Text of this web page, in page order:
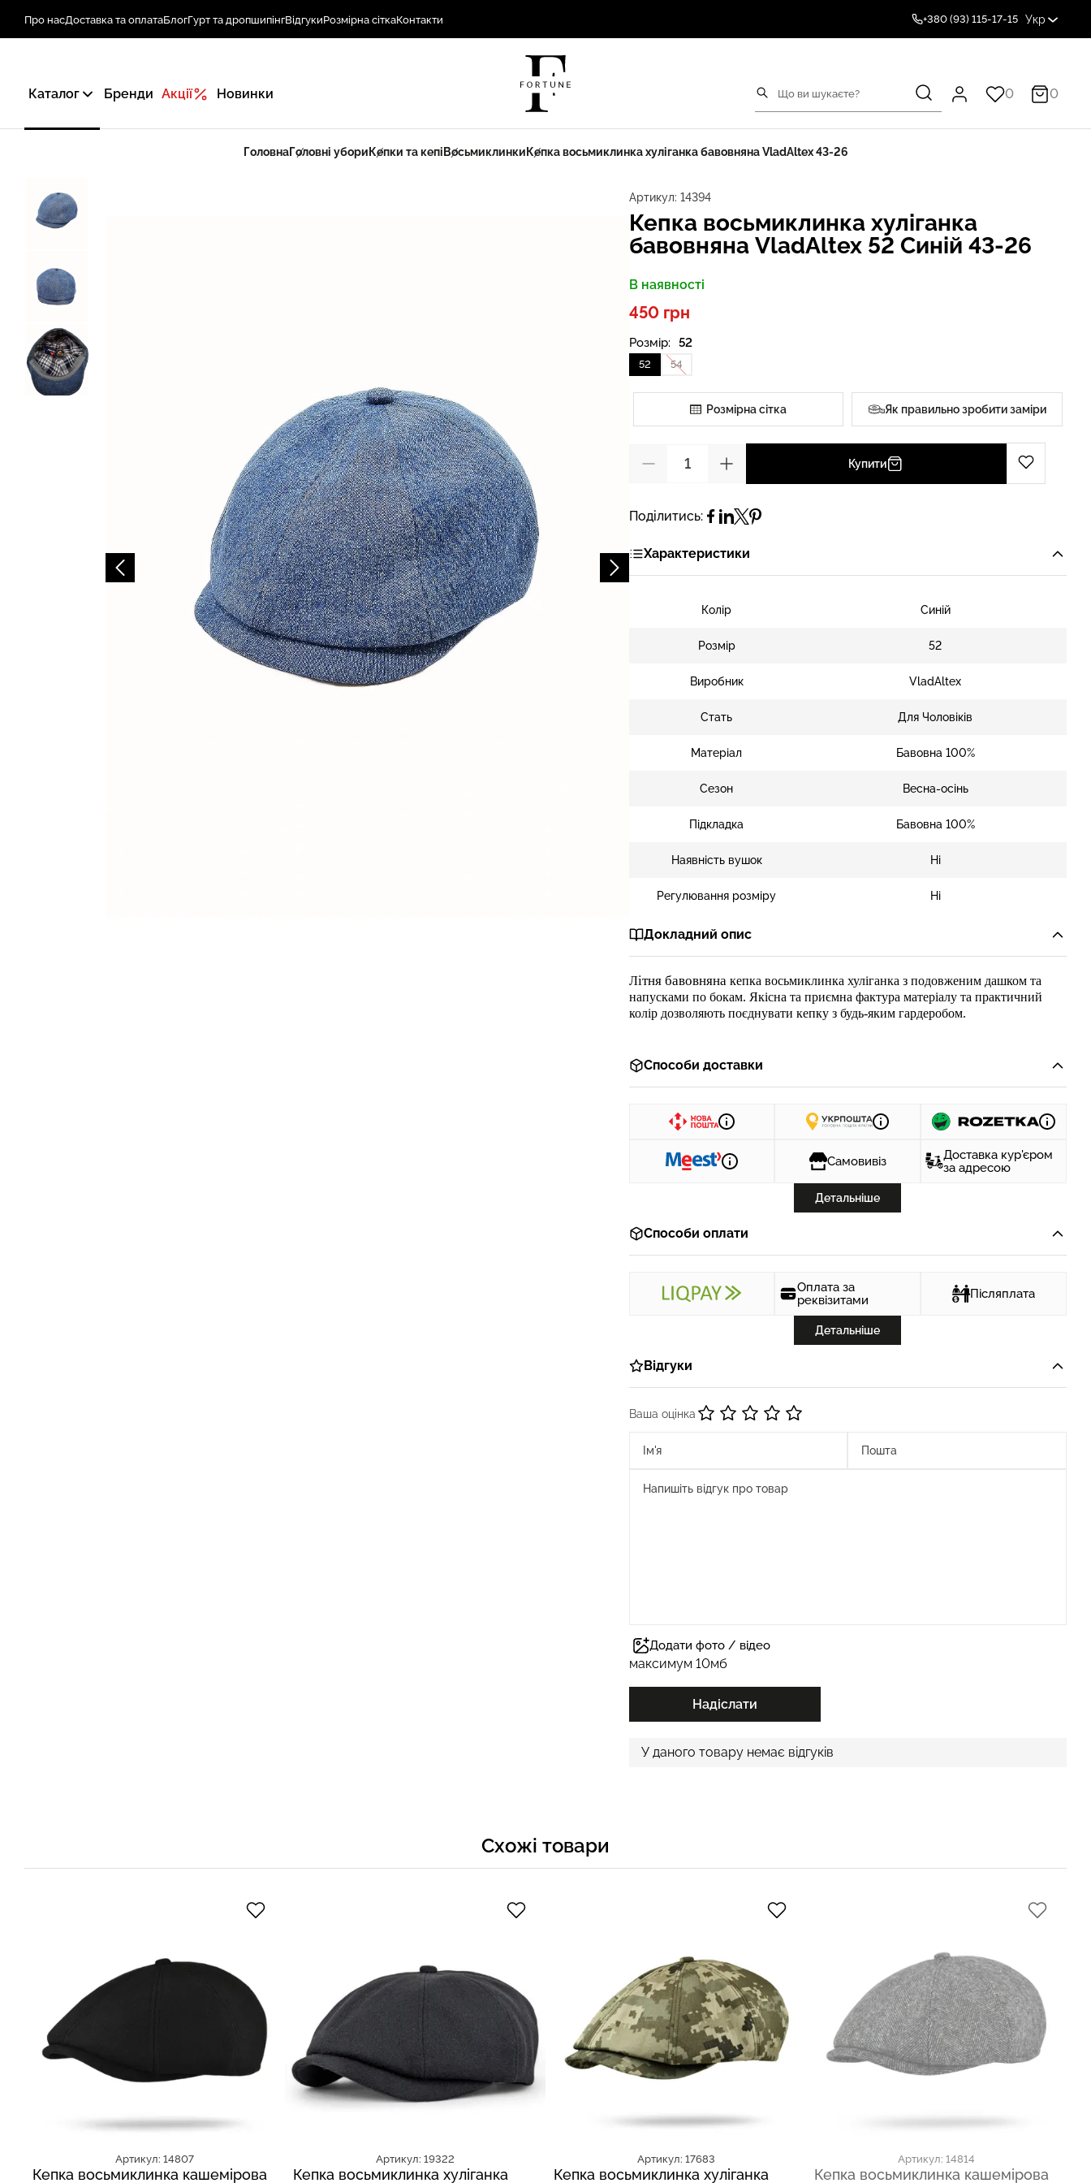
Про насДоставка та оплатаБлогГурт та дропшипінгВідгукиРозмірна сіткаКонтакти +380 (93) 115-17-15 Укр
Каталог Бренди Акції Новинки 0 0
ГоловнаГоловні убори Кепки та кепі Восьмиклинки Кепка восьмиклинка хуліганка бавовняна VladAltex 43-26
Артикул: 14394
Кепка восьмиклинка хуліганка
бавовняна VladAltex 52 Синій 43-26
В наявності
450 грн
Розмір: 52
52 54
Розмірна сітка Як правильно зробити заміри
Купити
Поділитись:
Характеристики
Колір Синій
Розмір 52
Виробник VladAltex
Стать Для Чоловіків
Матеріал Бавовна 100%
Сезон Весна-осінь
Підкладка Бавовна 100%
Наявність вушок Ні
Регулювання розміру Ні
Докладний опис
Літня бавовняна кепка восьмиклинка хуліганка з подовженим дашком та
напусками по бокам. Якісна та приємна фактура матеріалу та практичний
колірдозволяють поєднувати кепку з будь-яким гардеробом.
Способи доставки
Самовивіз
Доставка кур'єром
за адресою
Детальніше
Способи оплати
Оплата за
реквізитами
Післяплата
Детальніше
Відгуки
Ваша оцінка
Додати фото / відео
максимум 10мб
Надіслати
У даного товару немає відгуків
Схожі товари
Артикул: 14807
Кепка восьмиклинка кашемірова
Артикул: 19322
Кепка восьмиклинка хуліганка
Артикул: 17683
Кепка восьмиклинка хуліганка
Артикул: 14814
Кепка восьмиклинка кашемірова